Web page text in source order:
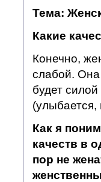
Тема:
Какие
Конечно,
слабой.
будет
Как я
качеств в
пор не